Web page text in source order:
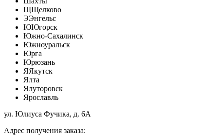
ЩЩелково
ЭЭнгельс
ЮЮгорск
Южно-Сахалинск
Южноуральск
Юрга
Юрюзань
ЯЯкутск
Ялта
Ялуторовск
Ярославль
ул. Юлиуса Фучика, д. 6А
Адрес получения заказа: